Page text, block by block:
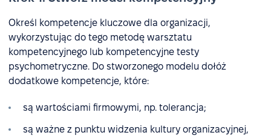
Określ kompetencje kluczowe dla organizacji,
wykorzystując do tego metodę warsztatu
kompetencyjnego lub kompetencyjne testy
psychometryczne. Do stworzonego modelu dołóż
dodatkowe kompetencje, które:
są wartościami firmowymi, np. tolerancja;
są ważne z punktu widzenia kultury organizacyjnej,